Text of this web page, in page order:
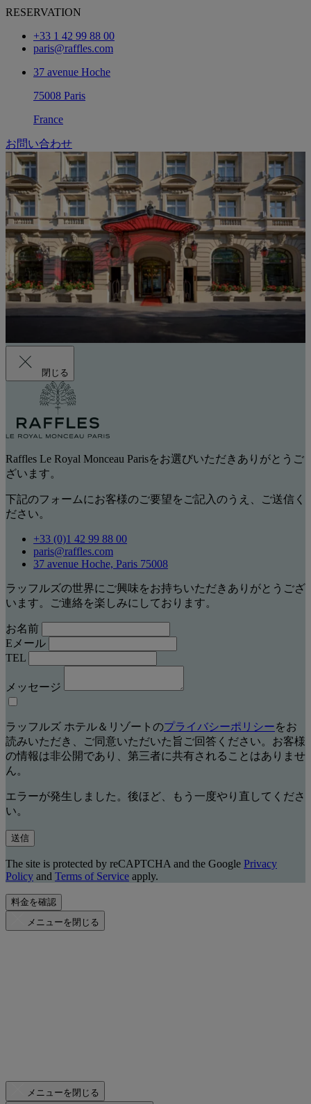
RESERVATION
+33 1 42 99 88 00
paris@raffles.com
37 avenue Hoche
75008 Paris
France
お問い合わせ
閉じる
Raffles Le Royal Monceau Parisをお選びいただきありがとうご
ざいます。
下記のフォームにお客様のご要望をご記入のうえ、ご送信く
ださい。
+33 (0)1 42 99 88 00
paris@raffles.com
37 avenue Hoche, Paris 75008
ラッフルズの世界にご興味をお持ちいただきありがとうござ
います。ご連絡を楽しみにしております。
お名前
Eメール
TEL
メッセージ
ラッフルズ ホテル＆リゾートのプライバシーポリシーをお
読みいただき、ご同意いただいた旨ご回答ください。お客様
の情報は非公開であり、第三者に共有されることはありませ
ん。
エラーが発生しました。後ほど、もう一度やり直してくださ
い。
送信
The site is protected by reCAPTCHA and the Google Privacy
Policy and Terms of Service apply.
料金を確認
メニューを閉じる
メニューを閉じる